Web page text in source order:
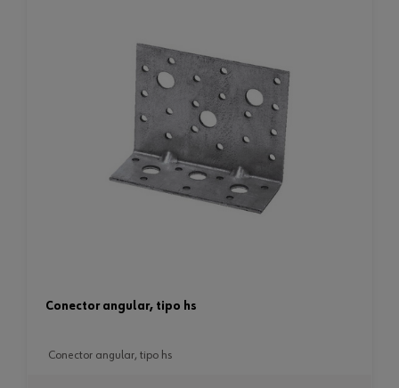
conector angular, tipo hs
conector angular, tipo hs